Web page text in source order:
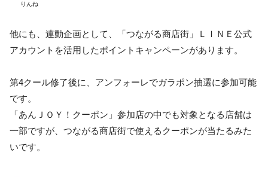
りんね
他にも、連動企画として、「つながる商店街」ＬＩＮＥ公式
アカウントを活用したポイントキャンペーンがあります。
第4クール修了後に、アンフォーレでガラポン抽選に参加可能
です。
「あんＪＯＹ！クーポン」参加店の中でも対象となる店舗は
一部ですが、つながる商店街で使えるクーポンが当たるみた
いです。